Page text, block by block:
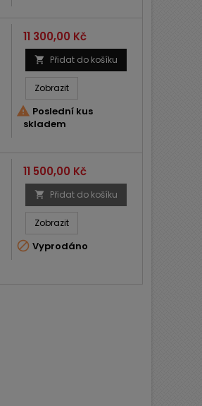
Cena
11 300,00 Kč
 Přidat do košíku
Zobrazit
 Poslední kus
skladem
Cena
11 500,00 Kč
 Přidat do košíku
Zobrazit
 Vyprodáno